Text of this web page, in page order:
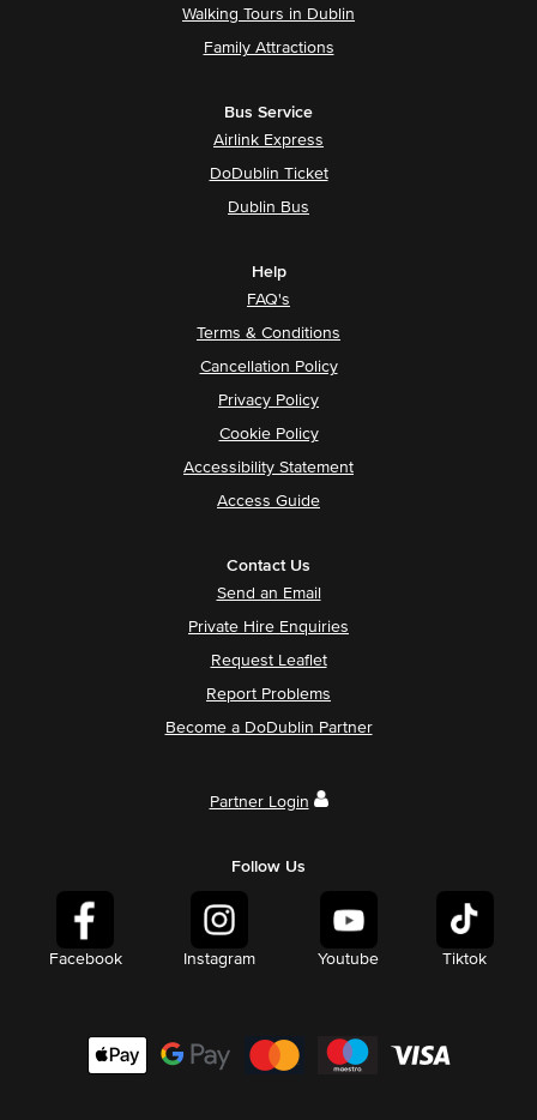
Walking Tours in Dublin
Family Attractions
Bus Service
Airlink Express
DoDublin Ticket
Dublin Bus
Help
FAQ's
Terms & Conditions
Cancellation Policy
Privacy Policy
Cookie Policy
Accessibility Statement
Access Guide
Contact Us
Send an Email
Private Hire Enquiries
Request Leaflet
Report Problems
Become a DoDublin Partner
Partner Login
Follow Us
Facebook Instagram Youtube Tiktok